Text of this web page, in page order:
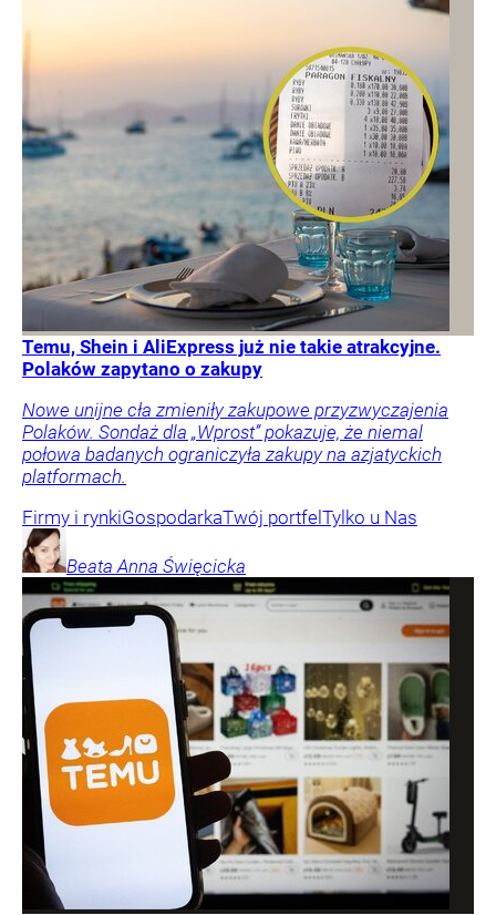
Temu, Shein i AliExpress już nie takie atrakcyjne.
Polaków zapytano o zakupy
Nowe unijne cła zmieniły zakupowe przyzwyczajenia
Polaków. Sondaż dla „Wprost” pokazuje, że niemal
połowa badanych ograniczyła zakupy na azjatyckich
platformach.
Firmy i rynkiGospodarkaTwój portfelTylko u Nas
Beata Anna Święcicka